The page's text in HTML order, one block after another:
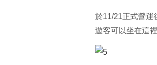
於11/21正式營運
遊客可以坐在這